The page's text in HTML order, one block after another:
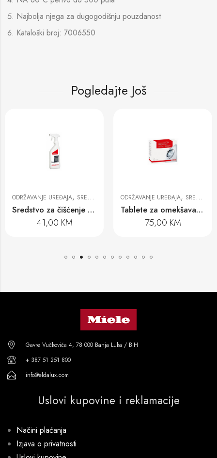
Najbolja njega za dugogodišnju pouzdanost
Kataloški broj: 7006550
Pogledajte Još
ODRŽAVANJE UREĐAJA, SREDSTVA ZA ČIŠĆENJE
Sredstvo za čišćenje rerni 500 ml
41,00 KM
ODRŽAVANJE UREĐAJA, SREDSTVA ZA ČIŠĆENJE
Tablete za omekšavanje vode GP WS W 0602 T, 60 komada
75,00 KM
Gavre Vučkovića 4, 78 000 Banja Luka / BiH
+ 387 51 251 800
info@eldalux.com
Uslovi kupovine i reklamacije
Načini plaćanja
Izjava o privatnosti